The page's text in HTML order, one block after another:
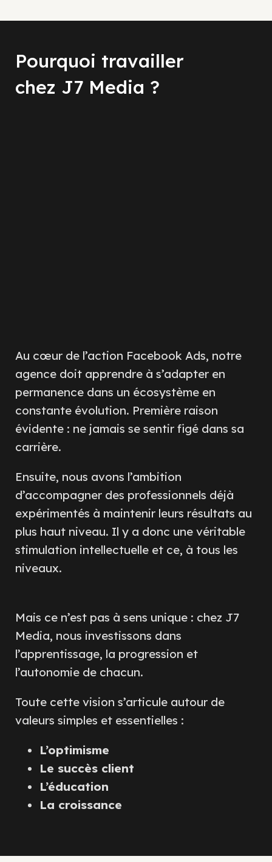
Pourquoi travailler
chez J7 Media ?
Au cœur de l’action Facebook Ads, notre
agence doit apprendre à s’adapter en
permanence dans un écosystème en
constante évolution. Première raison
évidente : ne jamais se sentir figé dans sa
carrière.
Ensuite, nous avons l’ambition
d’accompagner des professionnels déjà
expérimentés à maintenir leurs résultats au
plus haut niveau. Il y a donc une véritable
stimulation intellectuelle et ce, à tous les
niveaux.
Mais ce n’est pas à sens unique : chez J7
Media, nous investissons dans
l’apprentissage, la progression et
l’autonomie de chacun.
Toute cette vision s’articule autour de
valeurs simples et essentielles :
L’optimisme
Le succès client
L’éducation
La croissance